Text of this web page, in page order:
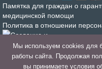
Памятка для граждан о
медицинской помощи
Политика в отношении
- Продвижение
Мы используем cookies для
работы сайта. Продолжая
вы принимаете условия